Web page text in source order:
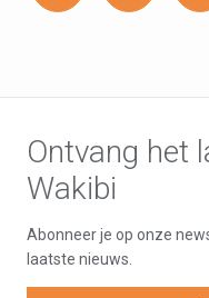
Ontvang het
Wakibi
Abonneer je op onze
laatste nieuws.